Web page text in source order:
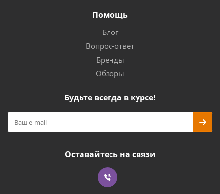
Помощь
Блог
Вопрос-ответ
Бренды
Обзоры
Будьте всегда в курсе!
Оставайтесь на связи